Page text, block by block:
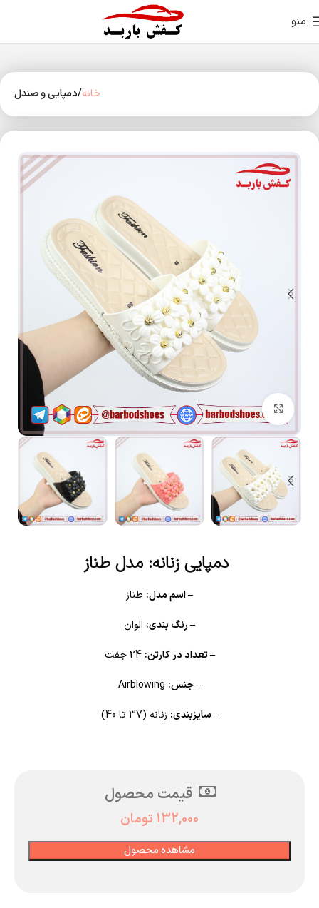
منو
خانه دمپایی و صندل
بزرگنمایی تصویر
دمپایی زنانه: مدل طناز
– اسم مدل: طناز
– رنگ بندی: الوان
– تعداد در کارتن: 24 جفت
– جنس:
– سایزبندی: زنانه (37 تا 40)
قیمت محصول
132,000 تومان
مشاهده محصول